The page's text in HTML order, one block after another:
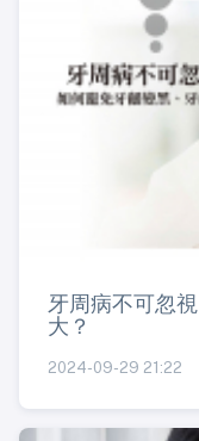
牙周病不可忽
大？
2024-09-29 21:22